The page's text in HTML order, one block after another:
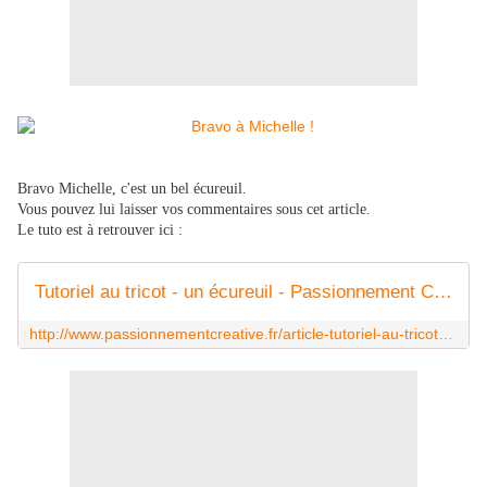
Bravo Michelle, c'est un bel écureuil.
Vous pouvez lui laisser vos commentaires sous cet article.
Le tuto est à retrouver ici :
Tutoriel au tricot - un écureuil - Passionnement Créative